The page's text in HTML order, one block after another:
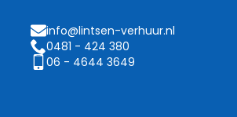
info@lintsen-verhuur.nl
0481 - 424 380
06 - 4644 3649